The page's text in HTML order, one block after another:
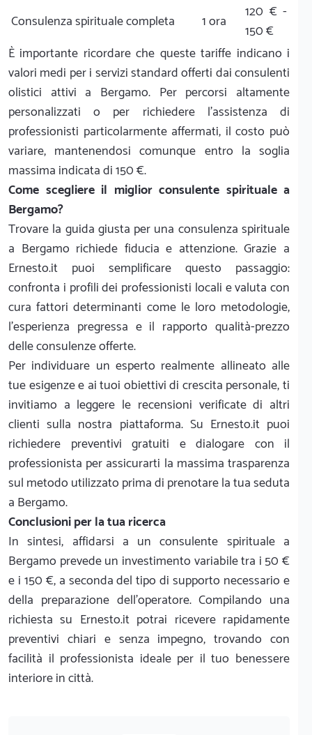
Consulenza spirituale completa
1 ora
120 € -
150 €
È importante ricordare che queste tariffe indicano i
valori medi per i servizi standard offerti dai consulenti
olistici attivi a Bergamo. Per percorsi altamente
personalizzati o per richiedere l'assistenza di
professionisti particolarmente affermati, il costo può
variare, mantenendosi comunque entro la soglia
massima indicata di 150 €.
Come scegliere il miglior consulente spirituale a
Bergamo?
Trovare la guida giusta per una consulenza spirituale
a Bergamo richiede fiducia e attenzione. Grazie a
Ernesto.it puoi semplificare questo passaggio:
confronta i profili dei professionisti locali e valuta con
cura fattori determinanti come le loro metodologie,
l'esperienza pregressa e il rapporto qualità-prezzo
delle consulenze offerte.
Per individuare un esperto realmente allineato alle
tue esigenze e ai tuoi obiettivi di crescita personale, ti
invitiamo a leggere le recensioni verificate di altri
clienti sulla nostra piattaforma. Su Ernesto.it puoi
richiedere preventivi gratuiti e dialogare con il
professionista per assicurarti la massima trasparenza
sul metodo utilizzato prima di prenotare la tua seduta
a Bergamo.
Conclusioni per la tua ricerca
In sintesi, affidarsi a un consulente spirituale a
Bergamo prevede un investimento variabile tra i 50 €
e i 150 €, a seconda del tipo di supporto necessario e
della preparazione dell'operatore. Compilando una
richiesta su Ernesto.it potrai ricevere rapidamente
preventivi chiari e senza impegno, trovando con
facilità il professionista ideale per il tuo benessere
interiore in città.